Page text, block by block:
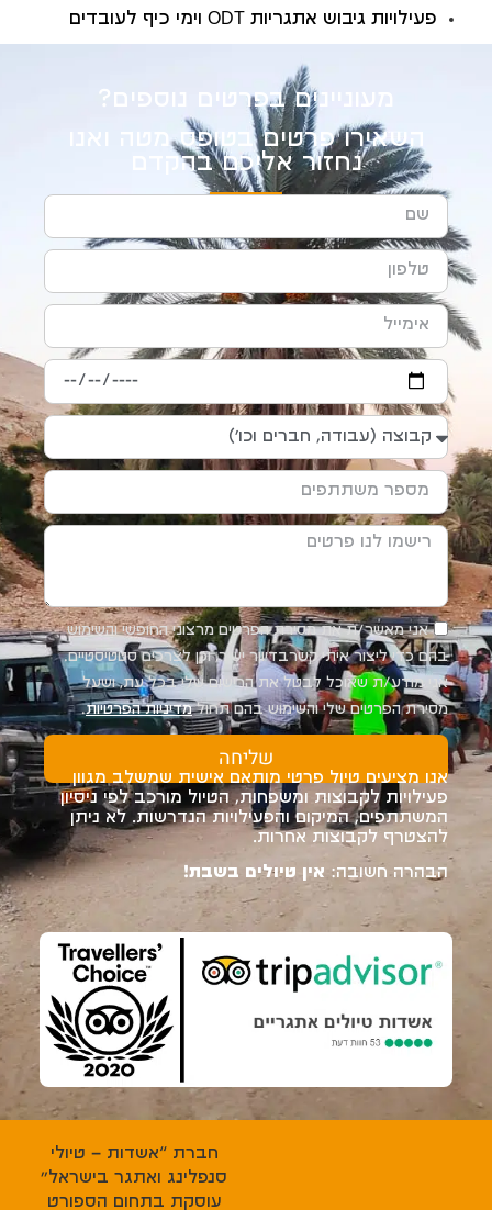
פעילויות גיבוש אתגריות ODT וימי כיף לעובדים
מעוניינים בפרטים נוספים?
השאירו פרטים בטופס מטה ואנו
נחזור אליכם בהקדם
אני מאשר/ת את מסירת הפרטים מרצוני החופשי והשימוש
בהם כדי ליצור איתי קשרבדיוור ישיר, וכן לצרכים סטטיסטיים.
אני מודע/ת שאוכל לבטל את הרישום שלי בכל עת, ושעל
מסירת הפרטים שלי והשימוש בהם תחולמדיניות הפרטיות.
שליחה
אנו מציעים טיול פרטי מותאם אישית שמשלב מגוון
פעילויות לקבוצות ומשפחות, הטיול מורכב לפי ניסיון
המשתתפים, המיקום והפעילויות הנדרשות. לא ניתן
להצטרף לקבוצות אחרות.
הבהרה חשובה: אין טיולים בשבת!
חברת “אשדות – טיולי
סנפלינג ואתגר בישראל”
עוסקת בתחום הספורט